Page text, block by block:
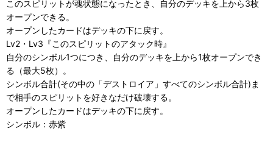
このスピリットが魂状態になったとき、自分のデッキを上から3枚
オープンできる。
オープンしたカードはデッキの下に戻す。
Lv2・Lv3『このスピリットのアタック時』
自分のシンボル1つにつき、自分のデッキを上から1枚オープンでき
る（最大5枚）。
シンボル合計(その中の「デストロイア」すべてのシンボル合計)ま
で相手のスピリットを好きなだけ破壊する。
オープンしたカードはデッキの下に戻す。
シンボル：赤紫